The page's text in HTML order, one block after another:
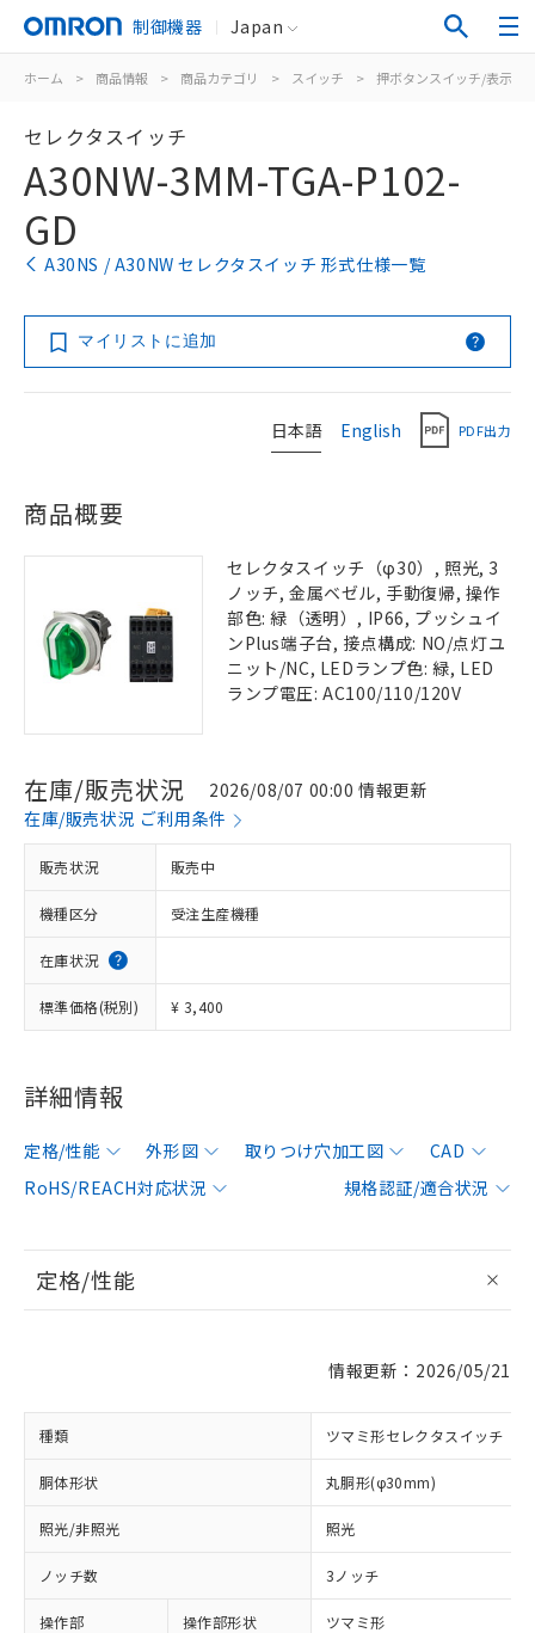
制御機器 Japan
ホーム > 商品情報 > 商品カテゴリ > スイッチ > 押ボタンスイッチ/表示灯
セレクタスイッチ
A30NW-3MM-TGA-P102-
GD
A30NS / A30NW セレクタスイッチ 形式仕様一覧
マイリストに追加
日本語 English PDF出力
商品概要
セレクタスイッチ（φ30）, 照光, 3
ノッチ, 金属ベゼル, 手動復帰, 操作
部色: 緑（透明）, IP66, プッシュイ
ンPlus端子台, 接点構成: NO/点灯ユ
ニット/NC, LEDランプ色: 緑, LED
ランプ電圧: AC100/110/120V
在庫/販売状況
2026/08/07 00:00 情報更新
在庫/販売状況 ご利用条件
販売状況 販売中
機種区分 受注生産機種
在庫状況
標準価格(税別) ¥ 3,400
詳細情報
定格/性能 外形図 取りつけ穴加工図
CAD
RoHS/REACH対応状況
規格認証/適合状況
定格/性能
情報更新：2026/05/21
種類 ツマミ形セレクタスイッチ
胴体形状 丸胴形(φ30mm)
照光/非照光 照光
ノッチ数 3ノッチ
操作部 操作部形状 ツマミ形